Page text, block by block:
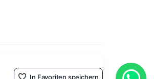
In Favoriten speichern